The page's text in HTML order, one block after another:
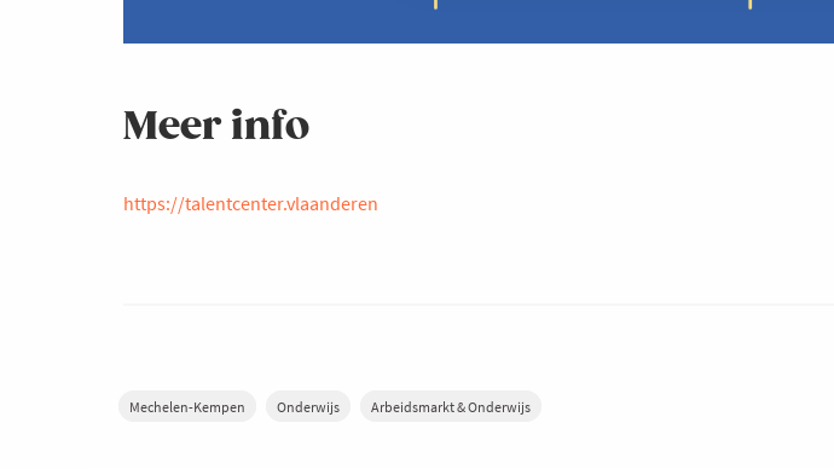
Meer info
https://talentcenter.vlaanderen
Mechelen-Kempen Onderwijs Arbeidsmarkt & Onderwijs